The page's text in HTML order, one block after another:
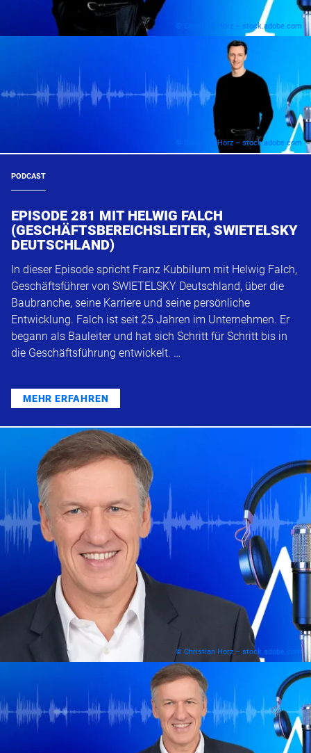
© Christian Horz – stock.adobe.com
© Christian Horz – stock.adobe.com
PODCAST
EPISODE 281 MIT HELWIG FALCH
(GESCHÄFTSBEREICHSLEITER, SWIETELSKY
DEUTSCHLAND)
In dieser Episode spricht Franz Kubbilum mit Helwig Falch,
Geschäftsführer von SWIETELSKY Deutschland, über die
Baubranche, seine Karriere und seine persönliche
Entwicklung. Falch ist seit 25 Jahren im Unternehmen. Er
begann als Bauleiter und hat sich Schritt für Schritt bis in
die Geschäftsführung entwickelt. …
MEHR ERFAHREN
© Christian Horz – stock.adobe.com